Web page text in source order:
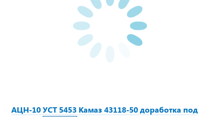
АЦН-10 УСТ 5453 Камаз 43118-50 доработка под